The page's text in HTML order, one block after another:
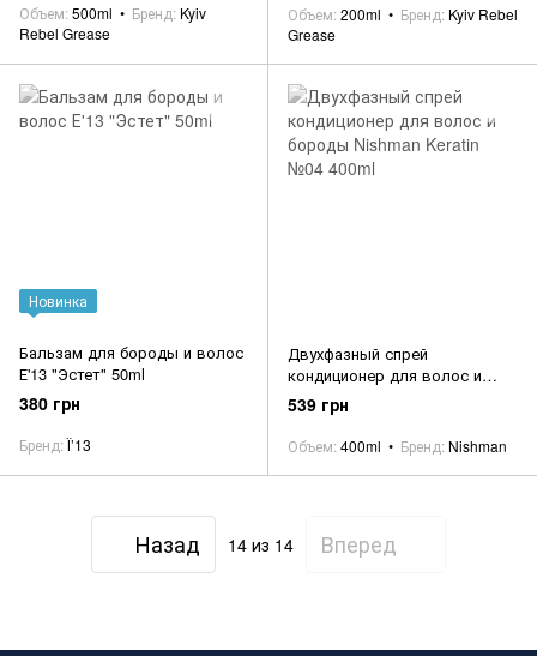
Объем 500ml Бренд Kyiv
Rebel Grease
Объем 200ml Бренд Kyiv Rebel
Grease
Новинка
Бальзам для бороды и волос
Е'13 "Эстет" 50ml
380 грн
Бренд Ї’13
Двухфазный спрей
кондиционер для волос и
бороды Nishman Keratin №04
400ml
539 грн
Объем 400ml Бренд Nishman
Назад 14 из 14 Вперед